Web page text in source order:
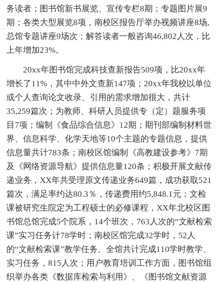
务读者；图书馆新书展览、宣传专栏8期；专题图片展9
期；各类大型展览8项，南校区报告厅举办视频讲座8场,
总馆专题讲座9场次；解答读者一般咨询46,802人次，比
上年增加23%。
20xx年图书馆完成科技查新报告509项，比20xx年
增长了11%，其中中外文查新147项；20xx年我校以单位
或个人查询论文收录、引用的需求增加很大，共计
35,259篇次；为教师、科研人员提供专（定）题服务项
目7项；编制《食品综合信息》12期；期刊部编制材料世
界、信息科学、化学天地等10个主题的专题信息，提供
信息量共计783条；南校区馆编制《高教建设参考》7期
及《网络资源导航》提供信息量120条；积极开展文献传
递业务，XX年共受理原文传递业务649篇，成功获取521
篇次，满足率约达80.3％，传递费用约5,848.1元；文检
课被研究生院定为工程硕士的必修课程，XX年北校区图
书馆总馆完成5个院系，14个班次，763人次的“文献检索
课”实习任务计78学时；南校区馆完成32学时，52人
的“文献检索课”教学任务。全馆共计完成110学时教学、
实习任务，815人次；用户教育培训工作方面，图书馆组
织举办各类《数据库检索与利用》、《图书馆文献资源